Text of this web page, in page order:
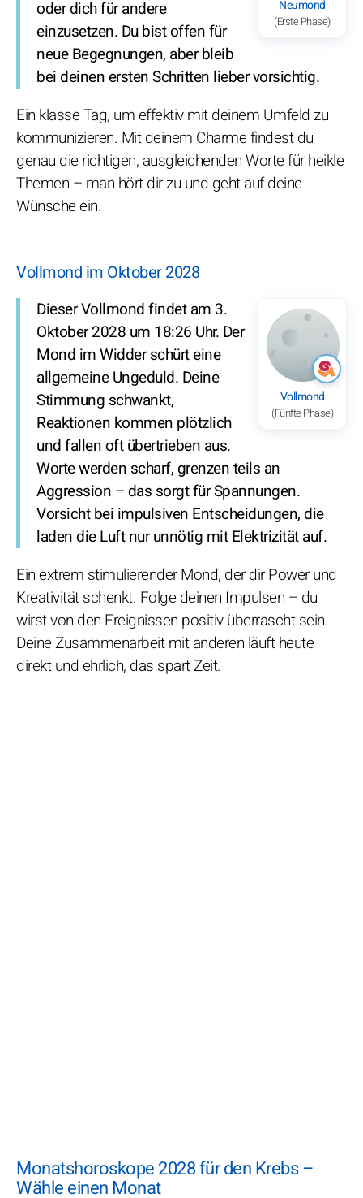
Neumond
(Erste Phase)
oder dich für andere
einzusetzen. Du bist offen für
neue Begegnungen, aber bleib
bei deinen ersten Schritten lieber vorsichtig.
Ein klasse Tag, um effektiv mit deinem Umfeld zu
kommunizieren. Mit deinem Charme findest du
genau die richtigen, ausgleichenden Worte für heikle
Themen – man hört dir zu und geht auf deine
Wünsche ein.
Vollmond im Oktober 2028
Vollmond
(Fünfte Phase)
Dieser Vollmond findet am 3.
Oktober 2028 um 18:26 Uhr. Der
Mond im Widder schürt eine
allgemeine Ungeduld. Deine
Stimmung schwankt,
Reaktionen kommen plötzlich
und fallen oft übertrieben aus.
Worte werden scharf, grenzen teils an
Aggression – das sorgt für Spannungen.
Vorsicht bei impulsiven Entscheidungen, die
laden die Luft nur unnötig mit Elektrizität auf.
Ein extrem stimulierender Mond, der dir Power und
Kreativität schenkt. Folge deinen Impulsen – du
wirst von den Ereignissen positiv überrascht sein.
Deine Zusammenarbeit mit anderen läuft heute
direkt und ehrlich, das spart Zeit.
Monatshoroskope 2028 für den Krebs –
Wähle einen Monat